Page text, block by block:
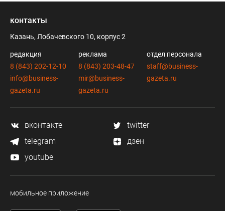
контакты
Казань, Лобачевского 10, корпус 2
редакция
8 (843) 202-12-10
info@business-
gazeta.ru
реклама
8 (843) 203-48-47
mir@business-
gazeta.ru
отдел персонала
staff@business-
gazeta.ru
вконтакте
twitter
telegram
дзен
youtube
мобильное приложение